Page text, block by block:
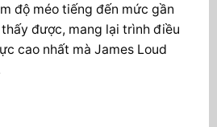
độ méo tiếng đến mức gần
được, mang lại trình điều
cao nhất mà James Loud